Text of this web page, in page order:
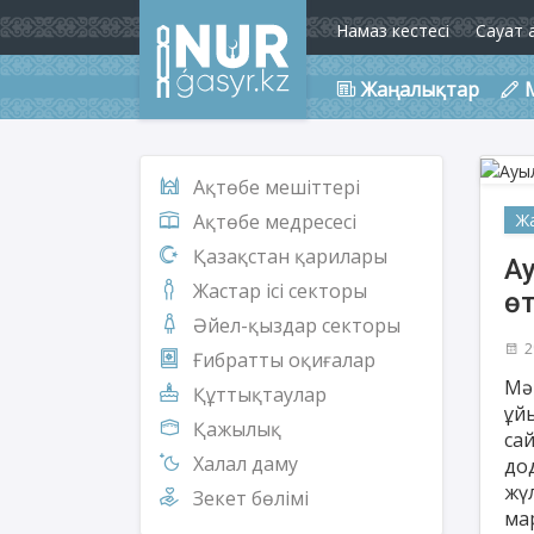
Намаз кестесі Сауат
Жаңалықтар
Ақтөбе мешіттері
Ақтөбе медресесі
Қазақстан қарилары
Жастар ісі секторы
Әйел-қыздар секторы
Ғибратты оқиғалар
Құттықтаулар
Қажылық
Халал даму
Зекет бөлімі